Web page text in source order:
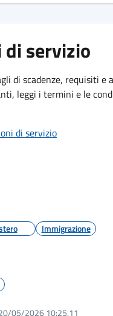
di servizio
di scadenze, requisiti e
leggi i termini e le
di servizio
Immigrazione
05/2026 10:25.11